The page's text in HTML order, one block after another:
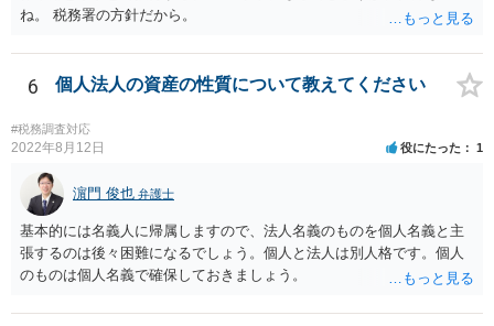
ね。 税務署の方針だから。
6 個人法人の資産の性質について教えてください
#税務調査対応
2022年8月12日 役にたった 1
濵門 俊也 弁護士
基本的には名義人に帰属しますので、法人名義のものを個人名義と主
張するのは後々困難になるでしょう。個人と法人は別人格です。個人
のものは個人名義で確保しておきましょう。